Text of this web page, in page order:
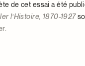
de cet essai a été
l’Histoire, 1870-1927